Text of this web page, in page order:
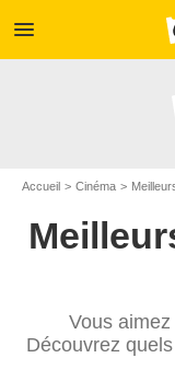
menu
Accueil Cinéma
Vous
Découvrez